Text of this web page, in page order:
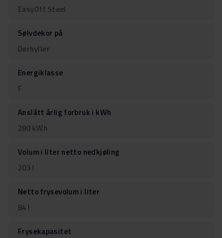
EasyOff Steel
Sølvdekor på
Dørhyller
Energiklasse
F
Anslått årlig forbruk i kWh
280 kWh
Volum i liter netto nedkjøling
203 l
Netto frysevolum i liter
84 l
Frysekapasitet